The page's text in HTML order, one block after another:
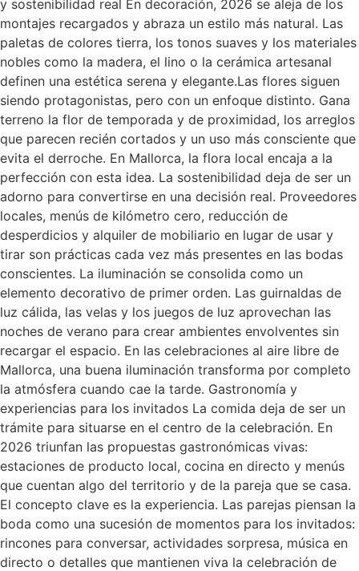
y sostenibilidad real En decoración, 2026 se aleja de los
montajes recargados y abraza un estilo más natural. Las
paletas de colores tierra, los tonos suaves y los materiales
nobles como la madera, el lino o la cerámica artesanal
definen una estética serena y elegante.Las flores siguen
siendo protagonistas, pero con un enfoque distinto. Gana
terreno la flor de temporada y de proximidad, los arreglos
que parecen recién cortados y un uso más consciente que
evita el derroche. En Mallorca, la flora local encaja a la
perfección con esta idea. La sostenibilidad deja de ser un
adorno para convertirse en una decisión real. Proveedores
locales, menús de kilómetro cero, reducción de
desperdicios y alquiler de mobiliario en lugar de usar y
tirar son prácticas cada vez más presentes en las bodas
conscientes. La iluminación se consolida como un
elemento decorativo de primer orden. Las guirnaldas de
luz cálida, las velas y los juegos de luz aprovechan las
noches de verano para crear ambientes envolventes sin
recargar el espacio. En las celebraciones al aire libre de
Mallorca, una buena iluminación transforma por completo
la atmósfera cuando cae la tarde. Gastronomía y
experiencias para los invitados La comida deja de ser un
trámite para situarse en el centro de la celebración. En
2026 triunfan las propuestas gastronómicas vivas:
estaciones de producto local, cocina en directo y menús
que cuentan algo del territorio y de la pareja que se casa.
El concepto clave es la experiencia. Las parejas piensan la
boda como una sucesión de momentos para los invitados:
rincones para conversar, actividades sorpresa, música en
directo o detalles que mantienen viva la celebración de